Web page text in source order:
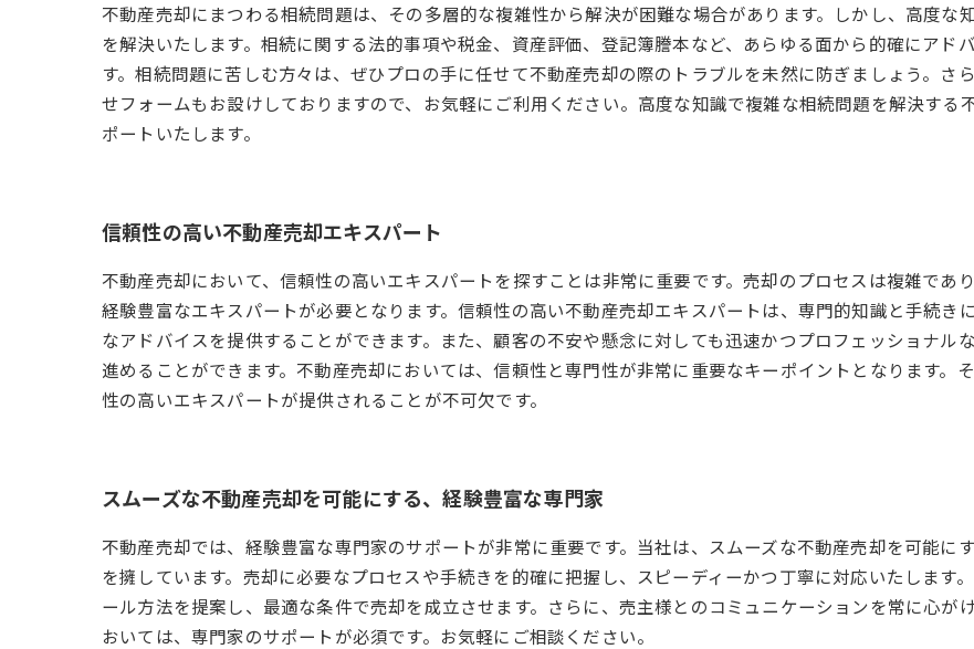
不動産売却にまつわる相続問題は、その多層的な複雑性から解決が困難な場合があります。しかし、高度な
を解決いたします。相続に関する法的事項や税金、資産評価、登記簿謄本など、あらゆる面から的確にアド
す。相続問題に苦しむ方々は、ぜひプロの手に任せて不動産売却の際のトラブルを未然に防ぎましょう。さ
せフォームもお設けしておりますので、お気軽にご利用ください。高度な知識で複雑な相続問題を解決する
ポートいたします。
信頼性の高い不動産売却エキスパート
不動産売却において、信頼性の高いエキスパートを探すことは非常に重要です。売却のプロセスは複雑であ
経験豊富なエキスパートが必要となります。信頼性の高い不動産売却エキスパートは、専門的知識と手続き
なアドバイスを提供することができます。また、顧客の不安や懸念に対しても迅速かつプロフェッショナル
進めることができます。不動産売却においては、信頼性と専門性が非常に重要なキーポイントとなります。
性の高いエキスパートが提供されることが不可欠です。
スムーズな不動産売却を可能にする、経験豊富な専門家
不動産売却では、経験豊富な専門家のサポートが非常に重要です。当社は、スムーズな不動産売却を可能に
を擁しています。売却に必要なプロセスや手続きを的確に把握し、スピーディーかつ丁寧に対応いたします
ール方法を提案し、最適な条件で売却を成立させます。さらに、売主様とのコミュニケーションを常に心が
おいては、専門家のサポートが必須です。お気軽にご相談ください。